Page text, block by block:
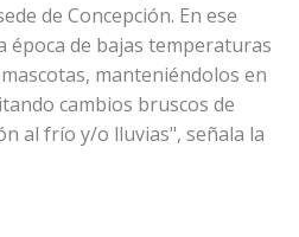
de Concepción. En ese
época de bajas temperaturas
manteniéndolos en
cambios bruscos de
al frío y/o lluvias", señala la